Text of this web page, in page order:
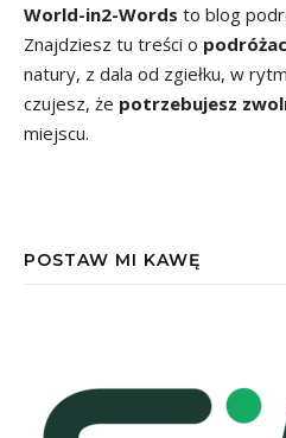
World-in2-Words to blog
Znajdziesz tu treści o
natury, z dala od zgiełku, w
czujesz, że potrzebujesz
miejscu.
POSTAW MI KAWĘ